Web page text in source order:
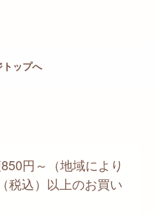
ップへ
円～（地域により
税込）以上のお買い